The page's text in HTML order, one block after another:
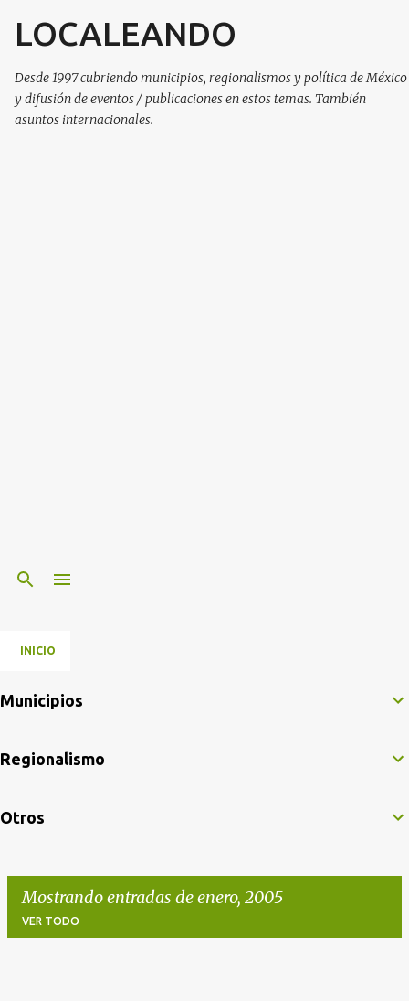
Ir al contenido principal
LOCALEANDO
Desde 1997 cubriendo municipios, regionalismos y política de México
y difusión de eventos / publicaciones en estos temas. También
asuntos internacionales.
INICIO
Municipios
Regionalismo
Otros
Mostrando entradas de enero, 2005
VER TODO